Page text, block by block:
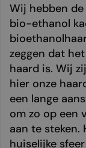
Wij hebben
bio-ethanol
zeggen dat
haard is. Wij
hier onze
een lange
om zo op een
aan te steken.
huiselijke